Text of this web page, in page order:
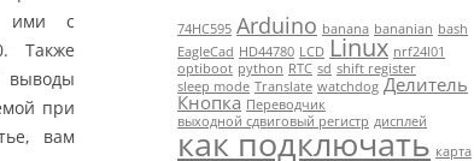
ими с
Также
выводы
при
вам
74HC595 Arduino banana bananian bash
EagleCad HD44780 LCD Linux nrf24l01
optiboot python RTC sd shift register
sleep mode Translate watchdog Делитель
Кнопка Переводчик
выходной сдвиговый регистр дисплей
как подключать карта